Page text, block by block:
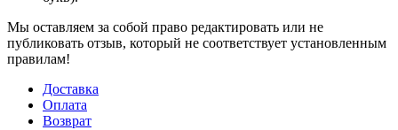
Мы оставляем за собой право редактировать или не
публиковать отзыв, который не соответствует установленным
правилам!
Доставка
Оплата
Возврат